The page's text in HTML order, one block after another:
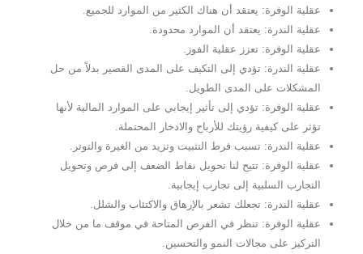
عقلية الوفرة: يعتقد أن هناك الكثير من الموارد للجميع.
عقلية الندرة: يعتقد أن الموارد محدودة.
عقلية الوفرة: تعزز عقلية الفوز.
عقلية الندرة: تؤدي إلى التكيف على المدى القصير بدلاً من حل
المشكلات على المدى الطويل.
عقلية الوفرة: تؤدي إلى تأثير إيجابي على الموارد المالية لأنها
تؤثر على كيفية رؤيتك للأرباح والادخار المحتملة.
عقلية الندرة: تسبب فرط التثبيت وتزيد من الغيرة والتوتر.
عقلية الوفرة: تتيح لنا تحويل نقاط الضعف إلى فرص وتحويل
التجارب السلبية إلى تجارب إيجابية.
عقلية الندرة: تجعلك تشعر بالإرهاق والاكتئاب والشلل.
عقلية الوفرة: تنظر في الفرص المتاحة في موقف ما من خلال
التركيز على مجالات النمو والتحسين.